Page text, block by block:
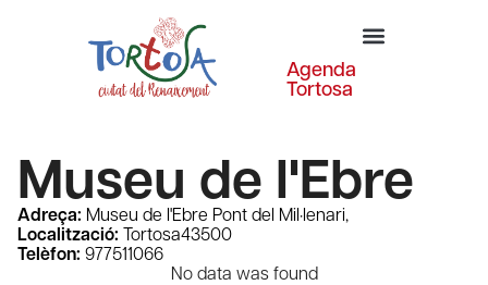
Agenda
Tortosa
Museu de l'Ebre
Adreça: Museu de l'Ebre Pont del Mil·lenari,
Localització: Tortosa43500
Telèfon: 977511066
No data was found